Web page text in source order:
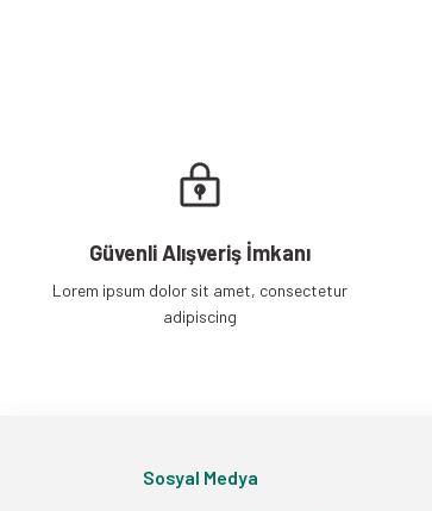
Güvenli Alışveriş İmkanı
Lorem ipsum dolor sit amet, consectetur
adipiscing
Sosyal Medya